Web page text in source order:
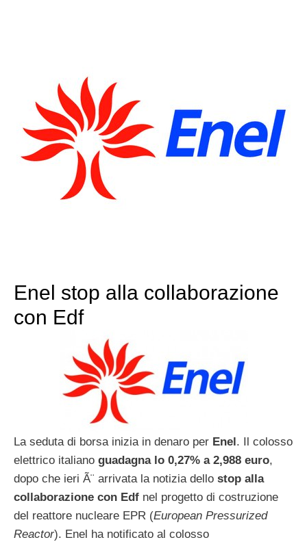
Enel stop alla collaborazione
con Edf
La seduta di borsa inizia in denaro per Enel . Il colosso
elettrico italiano guadagna lo 0,27% a 2,988 euro,
dopo che ieri Ã¨ arrivata la notizia dello stop alla
collaborazione con Edf nel progetto di costruzione
del reattore nucleare EPR (European Pressurized
Reactor). Enel ha notificato al colosso